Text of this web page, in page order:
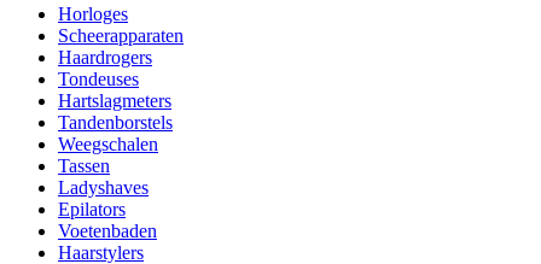
Horloges
Scheerapparaten
Haardrogers
Tondeuses
Hartslagmeters
Tandenborstels
Weegschalen
Tassen
Ladyshaves
Epilators
Voetenbaden
Haarstylers